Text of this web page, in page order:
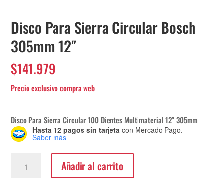
Disco Para Sierra Circular Bosch
305mm 12″
$141.979
Disco Para Sierra Circular 100 Dientes Multimaterial 12″ 305mm
Hasta 12 pagos sin tarjeta con Mercado Pago.
Saber más
Añadir al carrito